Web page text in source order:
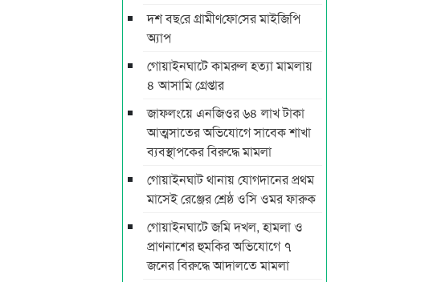
দশ বছ‌রে গ্রামীণ‌ফো‌সের মাইজিপি
অ্যাপ
গোয়াইনঘাটে কামরুল হত্যা মামলায়
৪ আসামি গ্রেপ্তার
জাফলংয়ে এনজিওর ৬৪ লাখ টাকা
আত্মসাতের অভিযোগে সাবেক শাখা
ব্যবস্থাপকের বিরুদ্ধে মামলা
গোয়াইনঘাট থানায় যোগদানের প্রথম
মাসেই রেঞ্জের শ্রেষ্ঠ ওসি ওমর ফারুক
গোয়াইনঘাটে জমি দখল, হামলা ও
প্রাণনাশের হুমকির অভিযোগে ৭
জনের বিরুদ্ধে আদালতে মামলা